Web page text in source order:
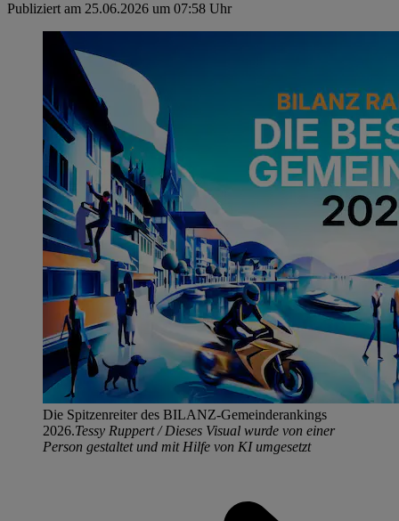
Publiziert am 25.06.2026 um 07:58 Uhr
Die Spitzenreiter des BILANZ-Gemeinderankings
2026.Tessy Ruppert / Dieses Visual wurde von einer
Person gestaltet und mit Hilfe von KI umgesetzt